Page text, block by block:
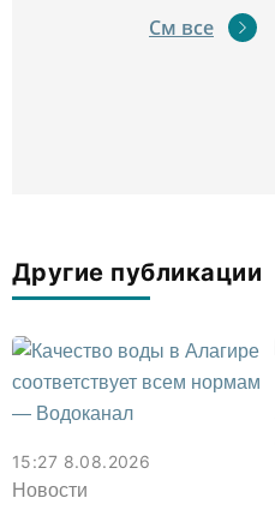
См все
Другие публикации
15:27 8.08.2026
Новости